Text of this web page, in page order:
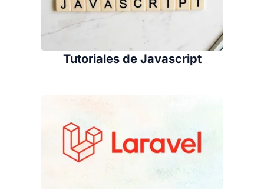
Tutoriales de Javascript